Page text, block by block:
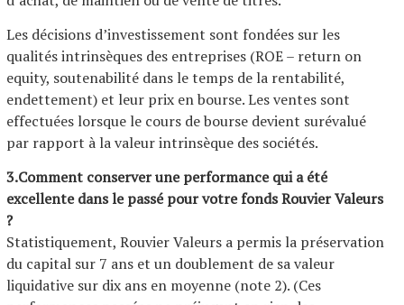
Les décisions d’investissement sont fondées sur les
qualités intrinsèques des entreprises (ROE – return on
equity, soutenabilité dans le temps de la rentabilité,
endettement) et leur prix en bourse. Les ventes sont
effectuées lorsque le cours de bourse devient surévalué
par rapport à la valeur intrinsèque des sociétés.
3.Comment conserver une performance qui a été
excellente dans le passé pour votre fonds Rouvier Valeurs
?
Statistiquement, Rouvier Valeurs a permis la préservation
du capital sur 7 ans et un doublement de sa valeur
liquidative sur dix ans en moyenne (note 2). (Ces